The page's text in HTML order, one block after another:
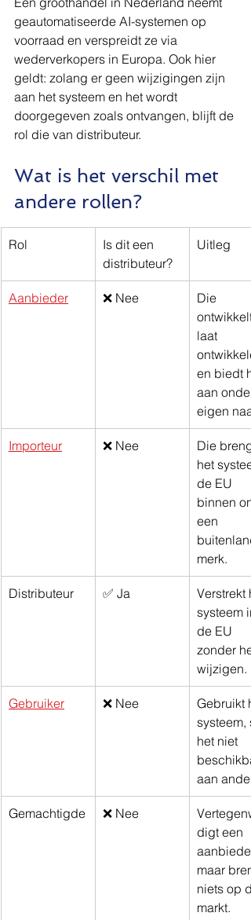
geautomatiseerde AI-systemen op
voorraad en verspreidt ze via
wederverkopers in Europa. Ook hier
geldt: zolang er geen wijzigingen zijn
aan het systeem en het wordt
doorgegeven zoals ontvangen, blijft de
rol die van distributeur.
Wat is het verschil met
andere rollen?
Rol
Is dit een
distributeur?
Uitleg
Aanbieder ❌ Nee
Die
ontwikkelt
laat
en biedt
aan onder
eigen
Importeur ❌ Nee
Die brengt
het
de EU
binnen
een
merk.
Distributeur ✅ Ja
Verstrekt
systeem in
de EU
zonder
wijzigen.
Gebruiker ❌ Nee
Gebruikt
systeem,
het niet
aan
Gemachtigde ❌ Nee
digt een
aanbieder,
maar
niets op
markt.